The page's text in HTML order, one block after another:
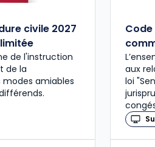
civile 2027
de l'instruction
de la
amiables
aux
loi